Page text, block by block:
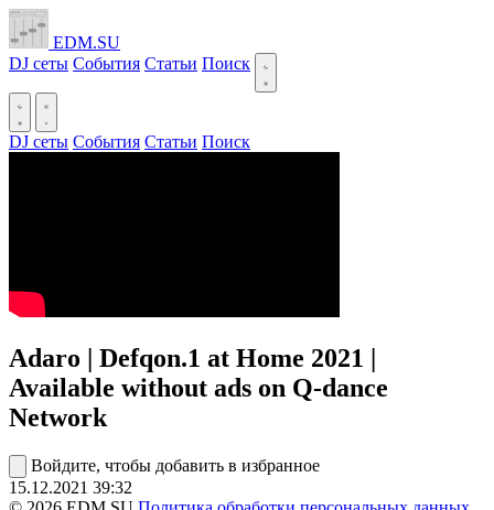
EDM.SU
DJ сеты События Статьи Поиск
DJ сеты События Статьи Поиск
Adaro | Defqon.1 at Home 2021 |
Available without ads on Q-dance
Network
Войдите, чтобы добавить в избранное
15.12.2021 39:32